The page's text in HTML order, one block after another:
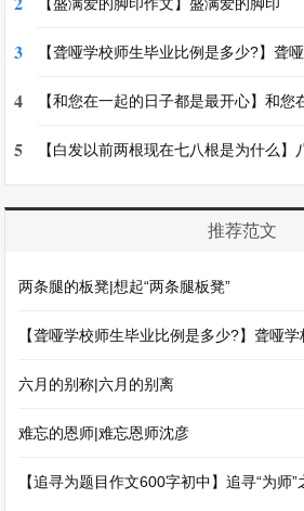
3 【聋哑学校师生毕业比例是多少?】聋
4 【和您在一起的日子都是最开心】和您
5 【白发以前两根现在七八根是为什么】
推荐范文
两条腿的板凳|想起“两条腿板凳”
【聋哑学校师生毕业比例是多少?】聋哑
六月的别称|六月的别离
难忘的恩师|难忘恩师沈彦
【追寻为题目作文600字初中】追寻“为师”